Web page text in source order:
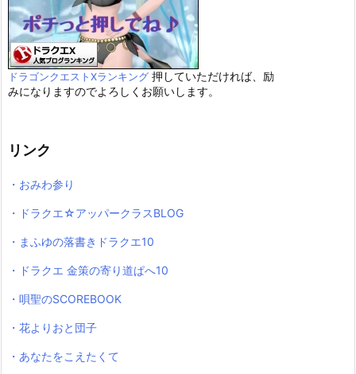
ドラゴンクエストXランキング 押していただければ、励
みになりますのでよろしくお願いします。
リンク
・おみわ参り
・ドラクエ☆アッパークラスBLOG
・まふゆの落書きドラクエ10
・ドラクエ 金策の寄り道ぱへ10
・唄聖のSCOREBOOK
・花よりおと団子
・あなたをこえたくて